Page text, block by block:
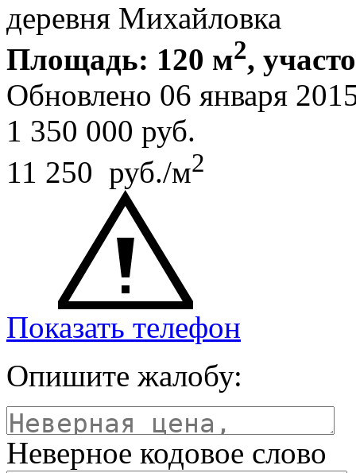
деревня Михайловка
Площадь: 120 м2,
Обновлено 06 января
1 350 000 руб.
11 250 руб./м2
Показать телефон
Опишите жалобу:
Неверное кодовое слово